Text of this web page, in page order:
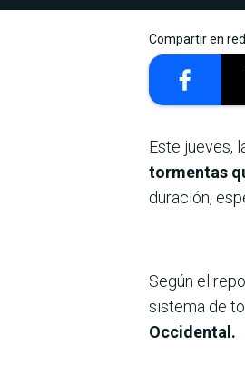
Compartir en
Este jueves,
tormentas
duración,
Según el
sistema de
Occidental.